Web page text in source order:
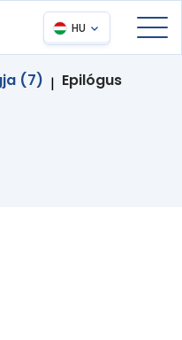
HU
(7) | Epilógus